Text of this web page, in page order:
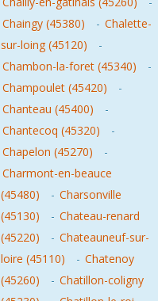
Chaingy (45380)
- Chalette-
sur-loing (45120)
-
Chambon-la-foret (45340)
-
Champoulet (45420)
-
Chanteau (45400)
-
Chantecoq (45320)
-
Chapelon (45270)
-
Charmont-en-beauce
(45480)
- Charsonville
(45130)
- Chateau-renard
(45220)
- Chateauneuf-sur-
loire (45110)
- Chatenoy
(45260)
- Chatillon-coligny